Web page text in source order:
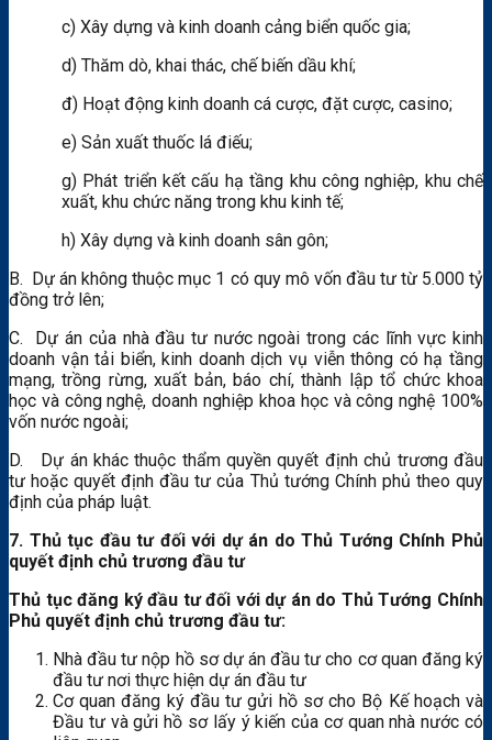
c) Xây dựng và kinh doanh cảng biển quốc gia;
d) Thăm dò, khai thác, chế biến dầu khí;
đ) Hoạt động kinh doanh cá cược, đặt cược, casino;
e) Sản xuất thuốc lá điếu;
g) Phát triển kết cấu hạ tầng khu công nghiệp, khu chế
xuất, khu chức năng trong khu kinh tế;
h) Xây dựng và kinh doanh sân gôn;
B. Dự án không thuộc mục 1 có quy mô vốn đầu tư từ 5.000 tỷ
đồng trở lên;
C. Dự án của nhà đầu tư nước ngoài trong các lĩnh vực kinh
doanh vận tải biển, kinh doanh dịch vụ viễn thông có hạ tầng
mạng, trồng rừng, xuất bản, báo chí, thành lập tổ chức khoa
học và công nghệ, doanh nghiệp khoa học và công nghệ 100%
vốn nước ngoài;
D. Dự án khác thuộc thẩm quyền quyết định chủ trương đầu
tư hoặc quyết định đầu tư của Thủ tướng Chính phủ theo quy
định của pháp luật.
7. Thủ tục đầu tư đối với dự án do Thủ Tướng Chính Phủ
quyết định chủ trương đầu tư
Thủ tục đăng ký đầu tư đối với dự án do Thủ Tướng Chính
Phủ quyết định chủ trương đầu tư:
Nhà đầu tư nộp hồ sơ dự án đầu tư cho cơ quan đăng ký
đầu tư nơi thực hiện dự án đầu tư
Cơ quan đăng ký đầu tư gửi hồ sơ cho Bộ Kế hoạch và
Đầu tư và gửi hồ sơ lấy ý kiến của cơ quan nhà nước có